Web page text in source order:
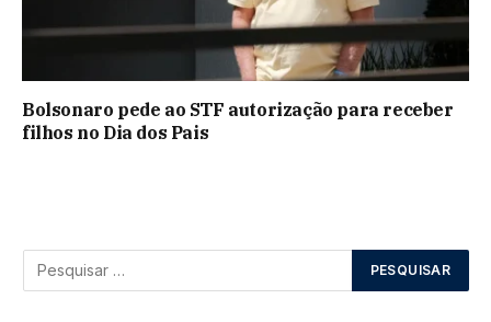
Bolsonaro pede ao STF autorização para receber
filhos no Dia dos Pais